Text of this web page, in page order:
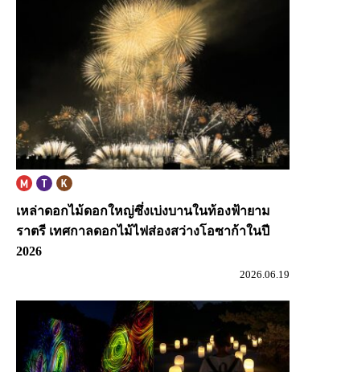
เหล่าดอกไม้ดอกใหญ่ซึ่งเบ่งบานในท้องฟ้ายาม
ราตรี เทศกาลดอกไม้ไฟส่องสว่างโอซาก้าในปี
2026
2026.06.19